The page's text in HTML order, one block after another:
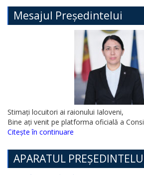
Mesajul Președintelui
Stimați locuitori ai raionului Ialoveni,
Bine ați venit pe platforma oficială a
Citește în continuare
APARATUL